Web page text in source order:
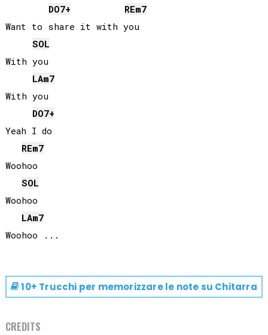
DO7+ REm7
Want to share it with you
SOL
With you
LAm7
With you
DO7+
Yeah I do
REm7
Woohoo
SOL
Woohoo
LAm7
10+ Trucchi per memorizzare le note su Chitarra
CREDITS